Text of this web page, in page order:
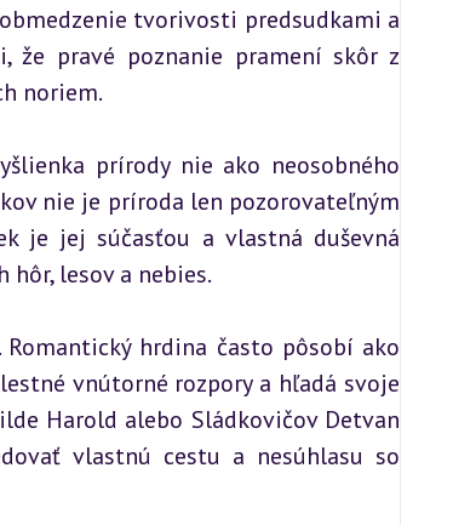
tvorivosti predsudkami a
že pravé poznanie pramení skôr z
noriem.
prírody nie ako neosobného
nie je príroda len pozorovateľným
je jej súčasťou a vlastná duševná
hôr, lesov a nebies.
hrdina často pôsobí ako
vnútorné rozpory a hľadá svoje
Harold alebo Sládkovičov Detvan
vlastnú cestu a nesúhlasu so